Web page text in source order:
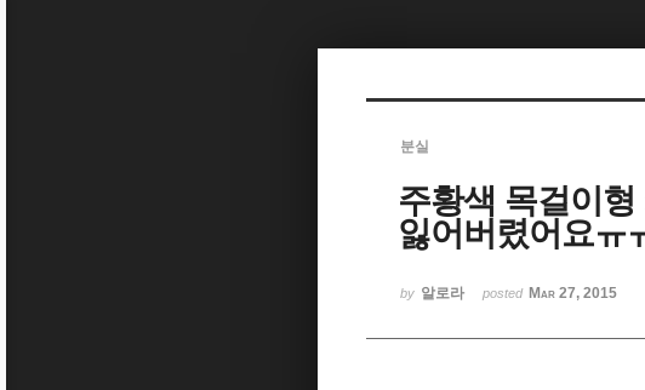
분실
주황색 목걸이
잃어버렸어요ㅠ
by 알로라 posted Mar 27, 2015
Sketchbook5, 스케치북5
Sketchbook5, 스케치북5